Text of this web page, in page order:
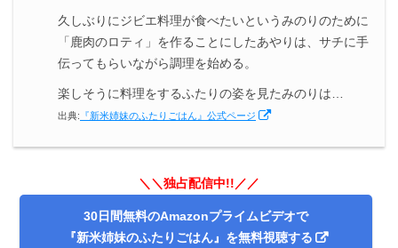
久しぶりにジビエ料理が食べたいというみのりのために
「鹿肉のロティ」を作ることにしたあやりは、サチに手
伝ってもらいながら調理を始める。
楽しそうに料理をするふたりの姿を見たみのりは…
出典: 『新米姉妹のふたりごはん』公式ページ
＼＼独占配信中!!／／
30日間無料のAmazonプライムビデオで
『新米姉妹のふたりごはん』を無料視聴する